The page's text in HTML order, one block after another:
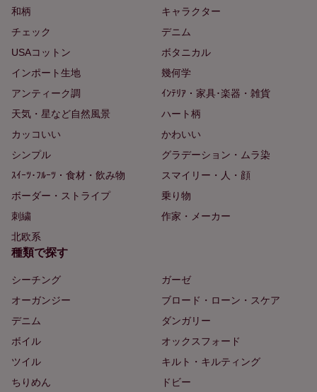
和柄
キャラクター
チェック
デニム
USAコットン
ボタニカル
インポート生地
幾何学
アンティーク調
ｲﾝﾃﾘｱ・家具･楽器・雑貨
天気・星など自然風景
ハート柄
カッコいい
かわいい
シンプル
グラデーション・ムラ染
ｽｲｰﾂ･ﾌﾙｰﾂ・食材・飲み物
スマイリー・人・顔
ボーダー・ストライプ
乗り物
刺繍
作家・メーカー
北欧系
種類で探す
シーチング
ガーゼ
オーガンジー
ブロード・ローン・スケア
デニム
ダンガリー
ボイル
オックスフォード
ツイル
キルト・キルティング
ちりめん
ドビー